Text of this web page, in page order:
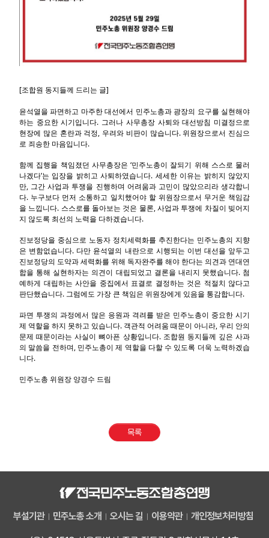
[조합원 동지들께 드리는 글]
윤석열을 파면하고 마주한 대선에서 민주노총과 광장의 요구를 실현해야
하는 중요한 시기입니다. 그러나 사무총장 사퇴와 대선방침 미결정으로
현장에 많은 혼란과 걱정, 우려와 비판이 많습니다. 위원장으로서 진심으
로 죄송한 마음입니다.
함께 집행을 책임졌던 사무총장은 ‘민주노총이 잘되기 위해 스스로 물러
나겠다’는 입장을 밝히고 사퇴하였습니다. 세세한 이유는 밝히지 않았지
만, 그간 사업과 투쟁을 진행하며 어려움과 고민이 많았으리라 생각합니
다. 누구보다 먼저 소통하고 일치했어야 할 위원장으로서 무거운 책임감
을 느낍니다. 스스로를 돌아보는 것은 물론, 사업과 투쟁에 차질이 빚어지
지 않도록 최선의 노력을 다하겠습니다.
진보정당을 중심으로 노동자 정치세력화를 추진한다는 민주노총의 지향
은 변함없습니다. 다만 윤석열의 내란으로 시행되는 이번 대선을 앞두고
진보정당의 도약과 세력화를 위해 독자완주를 해야 한다는 의견과 연대연
합을 통해 실현하자는 의견이 대립되었고 결론을 내리지 못했습니다. 첨
예하게 대립하는 사안을 중집에서 표결로 결정하는 것은 적절치 않다고
판단했습니다. 그럼에도 가장 큰 책임은 위원장에게 있음을 통감합니다.
파면 투쟁의 과정에서 많은 응원과 격려를 받은 민주노총이 중요한 시기
제 역할을 하지 못하고 있습니다. 객관적 어려움 때문이 아니라, 우리 안의
문제 때문이라는 사실이 뼈아픈 상황입니다. 조합원 동지들께 깊은 사과
의 말씀을 전하며, 민주노총이 제 역할을 다할 수 있도록 더욱 노력하겠습
니다.
민주노총 위원장 양경수 드림
목록
부설기관 민주노총 소개 오시는 길 이용약관 개인정보처리방침